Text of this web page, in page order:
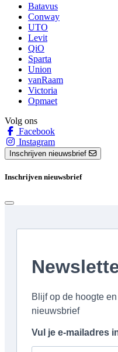
Batavus
Conway
UTO
Levit
QiO
Sparta
Union
vanRaam
Victoria
Opmaet
Volg ons
Facebook
Instagram
Inschrijven nieuwsbrief
Inschrijven nieuwsbrief